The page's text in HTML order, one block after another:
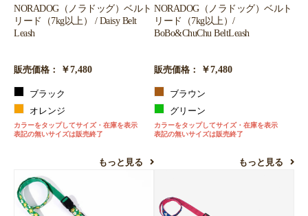
NORADOG（ノラドッグ）ベルト
リード（7kg以上） / Daisy Belt
Leash
販売価格： ￥7,480
ブラック
オレンジ
カラーをタップしてサイズ・在庫を表示
表記の無いサイズは販売終了
もっと見る
NORADOG（ノラドッグ）ベルト
リード（7kg以上）/
BoBo&ChuChu BeltLeash
販売価格： ￥7,480
ブラウン
グリーン
カラーをタップしてサイズ・在庫を表示
表記の無いサイズは販売終了
もっと見る